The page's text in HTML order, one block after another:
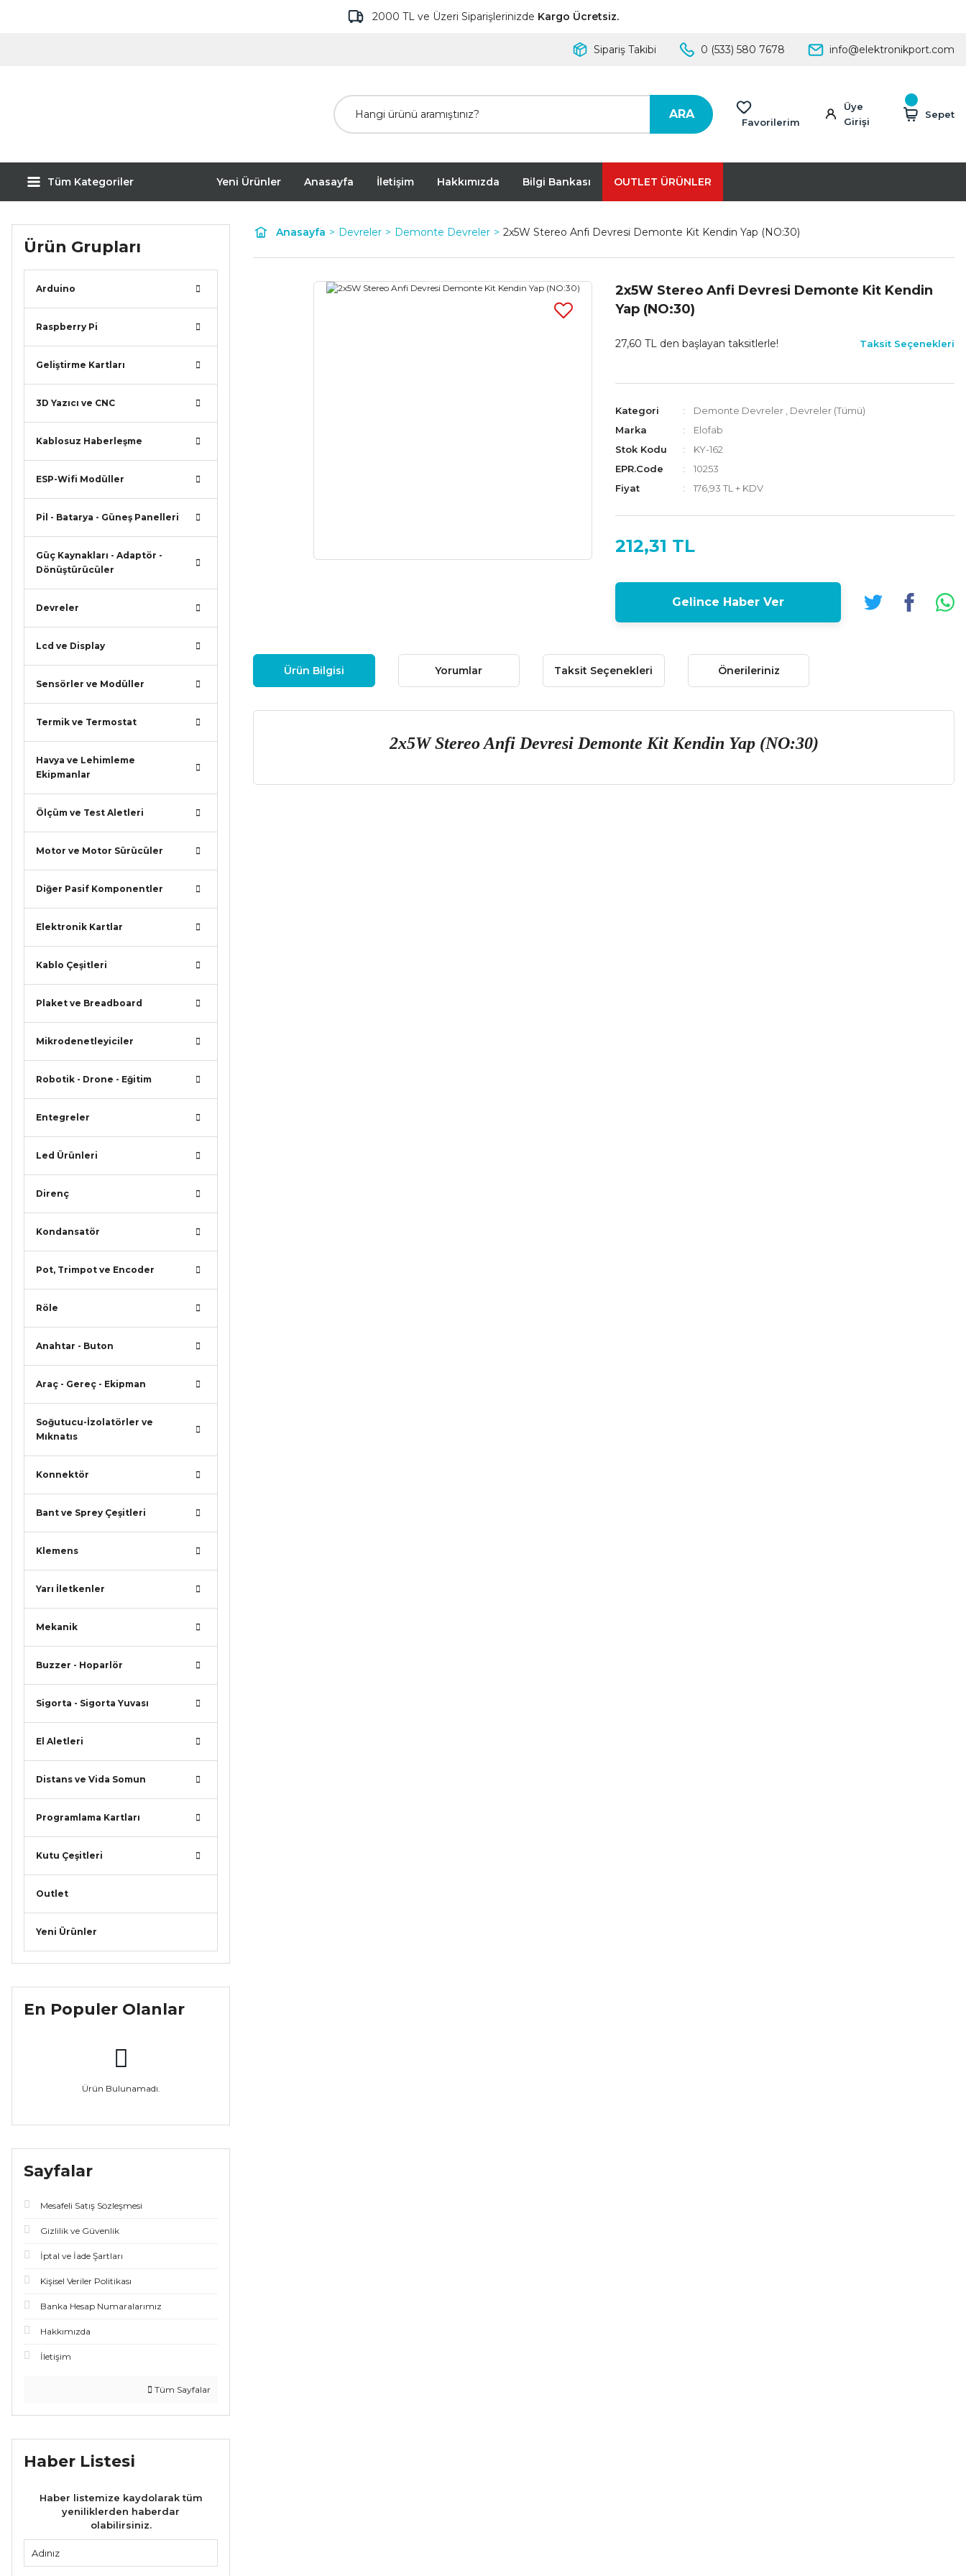
2000 TL ve Üzeri Siparişlerinizde Kargo Ücretsiz.
Sipariş Takibi 0 (533) 580 7678 info@elektronikport.com
ARA
Favorilerim
Üye
Girişi
Sepet
Tüm Kategoriler Yeni Ürünler Anasayfa İletişim Hakkımızda Bilgi Bankası OUTLET ÜRÜNLER
Ürün Grupları
Arduino
Raspberry Pi
Geliştirme Kartları
3D Yazıcı ve CNC
Kablosuz Haberleşme
ESP-Wifi Modüller
Pil - Batarya - Güneş Panelleri
Güç Kaynakları - Adaptör -
Dönüştürücüler
Devreler
Lcd ve Display
Sensörler ve Modüller
Termik ve Termostat
Havya ve Lehimleme
Ekipmanlar
Ölçüm ve Test Aletleri
Motor ve Motor Sürücüler
Diğer Pasif Komponentler
Elektronik Kartlar
Kablo Çeşitleri
Plaket ve Breadboard
Mikrodenetleyiciler
Robotik - Drone - Eğitim
Entegreler
Led Ürünleri
Direnç
Kondansatör
Pot, Trimpot ve Encoder
Röle
Anahtar - Buton
Araç - Gereç - Ekipman
Soğutucu-İzolatörler ve
Mıknatıs
Konnektör
Bant ve Sprey Çeşitleri
Klemens
Yarı İletkenler
Mekanik
Buzzer - Hoparlör
Sigorta - Sigorta Yuvası
El Aletleri
Distans ve Vida Somun
Programlama Kartları
Kutu Çeşitleri
Outlet
Yeni Ürünler
En Populer Olanlar
Ürün Bulunamadı.
Sayfalar
Mesafeli Satış Sözleşmesi
Gizlilik ve Güvenlik
İptal ve İade Şartları
Kişisel Veriler Politikası
Banka Hesap Numaralarımız
Hakkımızda
İletişim
Tüm Sayfalar
Haber Listesi
Haber listemize kaydolarak tüm
yeniliklerden haberdar
olabilirsiniz.
Anasayfa Devreler Demonte Devreler 2x5W Stereo Anfi Devresi Demonte Kit Kendin Yap (NO:30)
2x5W Stereo Anfi Devresi Demonte Kit Kendin
Yap (NO:30)
27,60 TL den başlayan taksitlerle! Taksit Seçenekleri
Kategori Demonte Devreler
Devreler (Tümü)
Marka
Elofab
Stok Kodu
KY-162
EPR.Code
10253
Fiyat
176,93 TL + KDV
212,31 TL
Gelince Haber Ver
Ürün Bilgisi Yorumlar Taksit Seçenekleri Önerileriniz
2x5W Stereo Anfi Devresi Demonte Kit Kendin Yap (NO:30)